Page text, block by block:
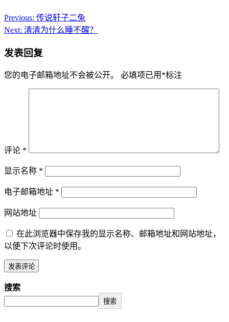
Previous: 传说轩子二兔
Next: 清清为什么睡不醒？
发表回复
您的电子邮箱地址不会被公开。 必填项已用 *标注
评论 *
显示名称 *
电子邮箱地址 *
网站地址
在此浏览器中保存我的显示名称、邮箱地址和网站地址，
以便下次评论时使用。
搜索
搜索